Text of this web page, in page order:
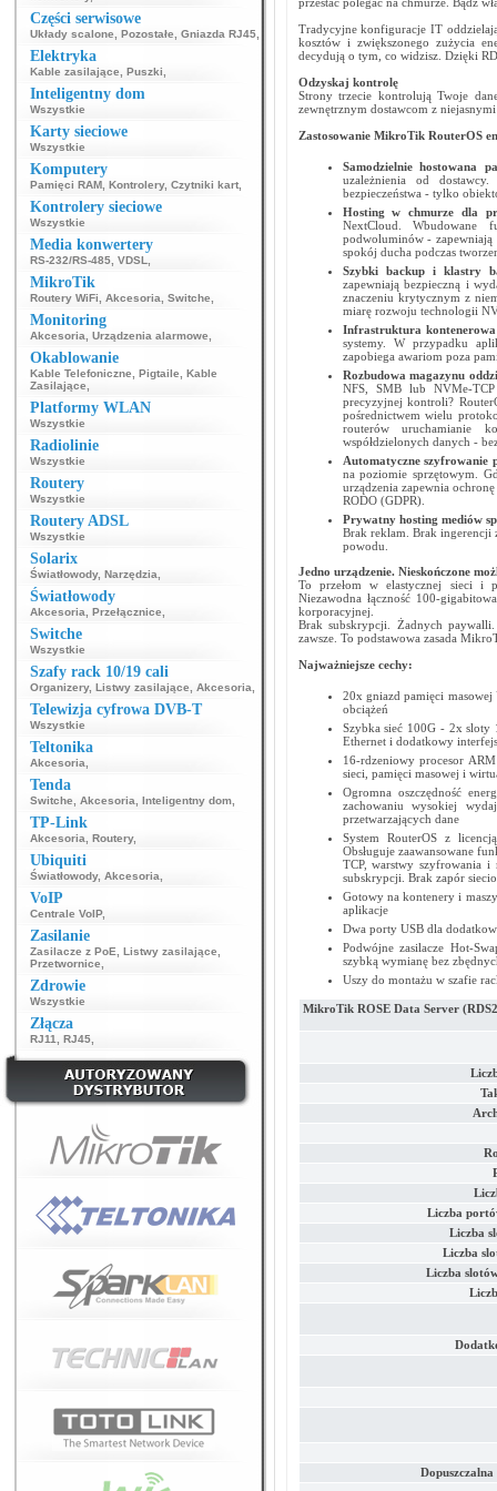
Części serwisowe
Układy scalone Pozostałe Gniazda RJ45
Elektryka
Kable zasilające Puszki
Inteligentny dom
Wszystkie
Karty sieciowe
Wszystkie
Komputery
Pamięci RAM Kontrolery, Czytniki kart
Kontrolery sieciowe
Wszystkie
Media konwertery
RS-232/RS-485 VDSL
MikroTik
Routery WiFi Akcesoria Switche
Monitoring
Akcesoria Urządzenia alarmowe
Okablowanie
Kable Telefoniczne Pigtaile
Kable
Zasilające
Platformy WLAN
Wszystkie
Radiolinie
Wszystkie
Routery
Wszystkie
Routery ADSL
Wszystkie
Solarix
Światłowody, Narzędzia
Światłowody
Akcesoria Przełącznice
Switche
Wszystkie
Szafy rack 10/19 cali
Organizery, Listwy zasilające Akcesoria
Telewizja cyfrowa DVB-T
Wszystkie
Teltonika
Akcesoria
Tenda
Switche Akcesoria Inteligentny dom
TP-Link
Akcesoria Routery,
Ubiquiti
Światłowody, Akcesoria
VoIP
Centrale VoIP,
Zasilanie
Zasilacze z PoE Listwy zasilające
Przetwornice
Zdrowie
Wszystkie
Złącza
RJ11 RJ45
Tradycyjne konfiguracje IT
kosztów i zwiększonego zużycia
decydują o tym, co widzisz. Dzięki
Odzyskaj kontrolę
Strony trzecie kontrolują Twoje
zewnętrznym dostawcom z
Zastosowanie MikroTik RouterOS
Samodzielnie hostowana
uzależnienia od
bezpieczeństwa - tylko
Hosting w chmurze dla
NextCloud.
podwoluminów -
spokój ducha podczas
Szybki backup i klastry
zapewniają bezpieczną i
znaczeniu krytycznym z
miarę rozwoju technologii
Infrastruktura
systemy. W przypadku
zapobiega awariom poza
Rozbudowa magazynu
NFS, SMB lub NVMe-
precyzyjnej kontroli?
pośrednictwem wielu
routerów uruchamianie
współdzielonych danych -
Automatyczne szyfrowanie
na poziomie sprzętowym.
urządzenia zapewnia
RODO (GDPR).
Prywatny hosting mediów
Brak reklam. Brak ingerencji
powodu.
Jedno urządzenie. Nieskończone
To przełom w elastycznej sieci i
Niezawodna łączność 100-
korporacyjnej.
Brak subskrypcji. Żadnych paywalli.
zawsze. To podstawowa zasada
Najważniejsze cechy:
20x gniazd pamięci
obciążeń
Szybka sieć 100G - 2x sloty
Ethernet i dodatkowy
16-rdzeniowy procesor
sieci, pamięci masowej i
Ogromna oszczędność
zachowaniu wysokiej
przetwarzających dane
System RouterOS z
Obsługuje zaawansowane
TCP, warstwy szyfrowania i
subskrypcji. Brak zapór
Gotowy na kontenery i
aplikacje
Dwa porty USB dla
Podwójne zasilacze Hot-
szybką wymianę bez
Uszy do montażu w szafie
MikroTik ROSE Data Server
Liczba
Liczba
Liczba
Liczba